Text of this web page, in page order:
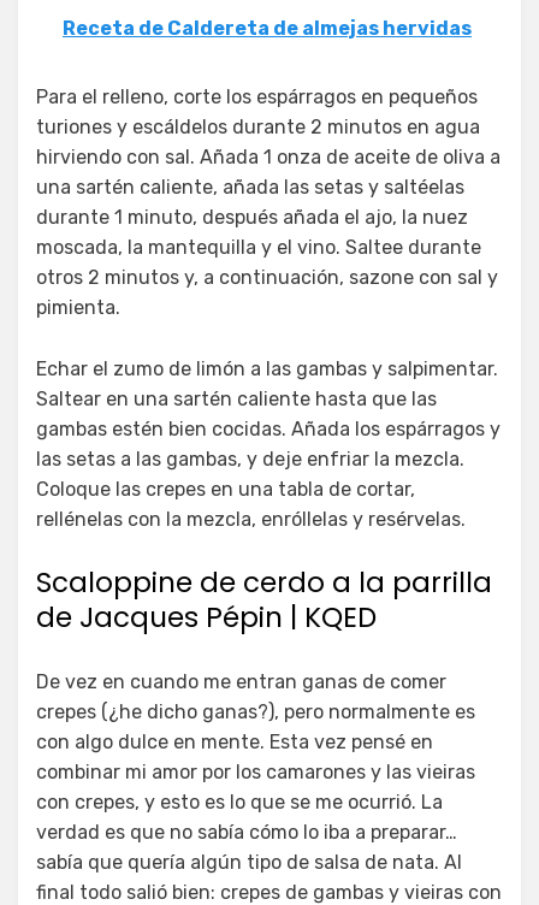
Receta de Caldereta de almejas hervidas
Para el relleno, corte los espárragos en pequeños
turiones y escáldelos durante 2 minutos en agua
hirviendo con sal. Añada 1 onza de aceite de oliva a
una sartén caliente, añada las setas y saltéelas
durante 1 minuto, después añada el ajo, la nuez
moscada, la mantequilla y el vino. Saltee durante
otros 2 minutos y, a continuación, sazone con sal y
pimienta.
Echar el zumo de limón a las gambas y salpimentar.
Saltear en una sartén caliente hasta que las
gambas estén bien cocidas. Añada los espárragos y
las setas a las gambas, y deje enfriar la mezcla.
Coloque las crepes en una tabla de cortar,
rellénelas con la mezcla, enróllelas y resérvelas.
Scaloppine de cerdo a la parrilla
de Jacques Pépin | KQED
De vez en cuando me entran ganas de comer
crepes (¿he dicho ganas?), pero normalmente es
con algo dulce en mente. Esta vez pensé en
combinar mi amor por los camarones y las vieiras
con crepes, y esto es lo que se me ocurrió. La
verdad es que no sabía cómo lo iba a preparar…
sabía que quería algún tipo de salsa de nata. Al
final todo salió bien: crepes de gambas y vieiras con